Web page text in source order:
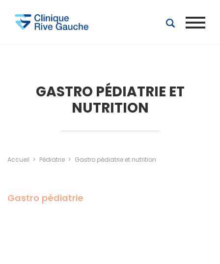
GASTRO PÉDIATRIE ET
NUTRITION
Accueil Pédiatrie Gastro pédiatrie et nutrition
Gastro pédiatrie